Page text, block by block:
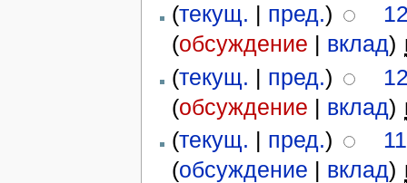
(текущ. | пред.)
(обсуждение | вклад)
(текущ. | пред.)
(обсуждение | вклад)
(текущ. | пред.)
(обсуждение | вклад)